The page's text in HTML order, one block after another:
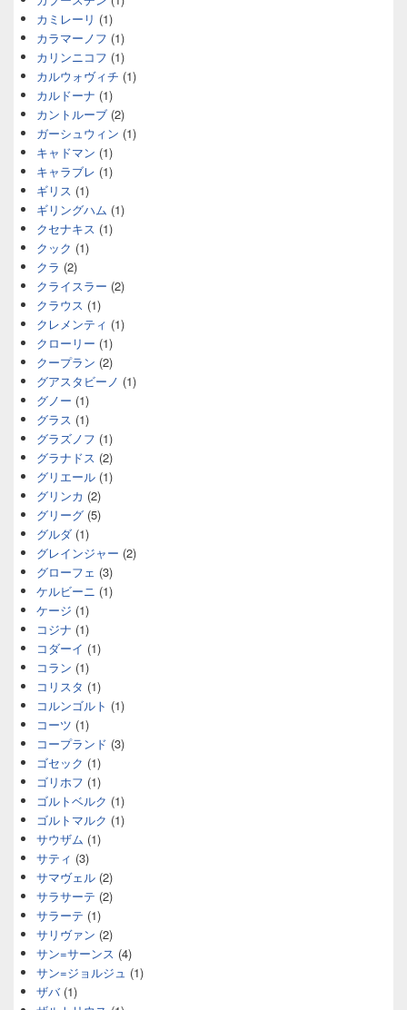
カミレーリ (1)
カラマーノフ (1)
カリンニコフ (1)
カルウォヴィチ (1)
カルドーナ (1)
カントルーブ (2)
ガーシュウィン (1)
キャドマン (1)
キャラブレ (1)
ギリス (1)
ギリングハム (1)
クセナキス (1)
クック (1)
クラ (2)
クライスラー (2)
クラウス (1)
クレメンティ (1)
クローリー (1)
クープラン (2)
グアスタビーノ (1)
グノー (1)
グラス (1)
グラズノフ (1)
グラナドス (2)
グリエール (1)
グリンカ (2)
グリーグ (5)
グルダ (1)
グレインジャー (2)
グローフェ (3)
ケルビーニ (1)
ケージ (1)
コジナ (1)
コダーイ (1)
コラン (1)
コリスタ (1)
コルンゴルト (1)
コーツ (1)
コープランド (3)
ゴセック (1)
ゴリホフ (1)
ゴルトベルク (1)
ゴルトマルク (1)
サウザム (1)
サティ (3)
サマヴェル (2)
サラサーテ (2)
サラーテ (1)
サリヴァン (2)
サン=サーンス (4)
サン=ジョルジュ (1)
ザバ(1)